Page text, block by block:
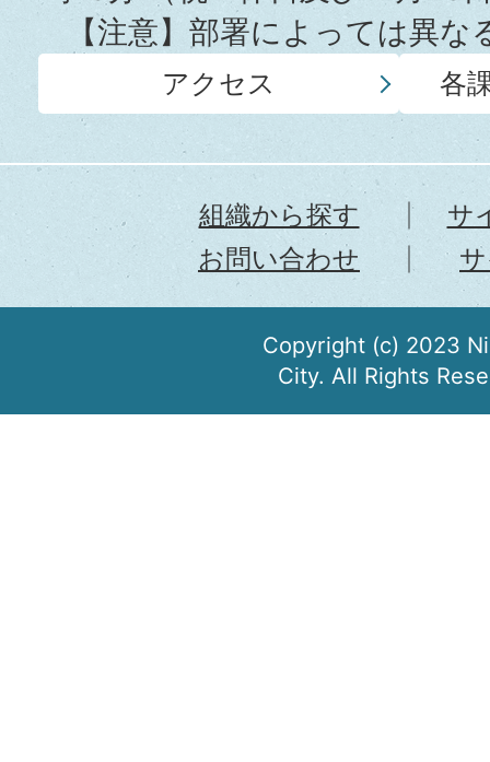
【注意】部署によっては異
アクセス 各
組織から探す
サ
お問い合わせ
Copyright (c) 2023
City. All Rights